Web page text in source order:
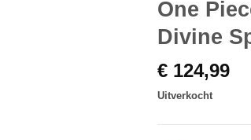
One
Divine
€ 124,99
Uitverkocht